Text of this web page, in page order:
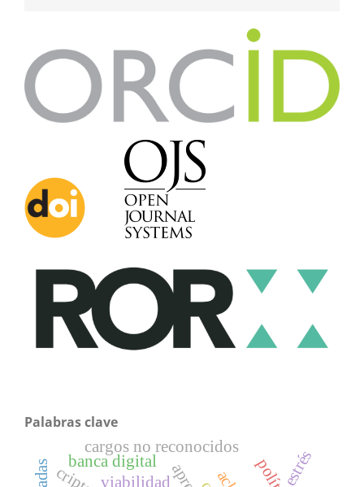
Palabras clave
viabilidad
banca digital
cargos no reconocidos
estrés